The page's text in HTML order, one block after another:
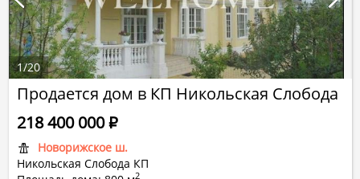
Продается дом в КП Никольская Слобода
Новорижское ш.
Никольская Слобода КП
2
218 400 000Р
1/20